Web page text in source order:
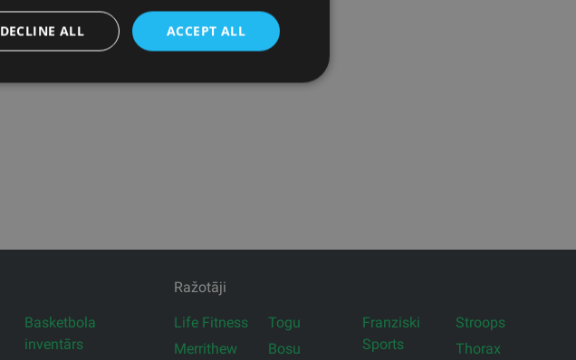
Basketbola
inventārs
Ražotāji
Life Fitness
Merrithew
Togu
Bosu
Franziski
Sports
Stroops
Thorax
ACCEPT ALL
DECLINE ALL